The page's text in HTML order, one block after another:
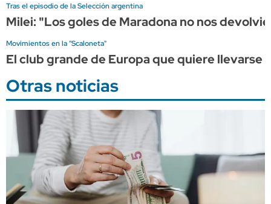
Tras el episodio de la Selección argentina
Milei: "Los goles de Maradona no nos
Movimientos en la "Scaloneta"
El club grande de Europa que quiere llevarse
Otras noticias